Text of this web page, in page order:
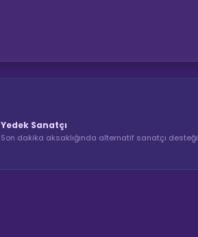
Yedek Sanatçı
Son dakika aksaklığında alternatif sanatçı desteği